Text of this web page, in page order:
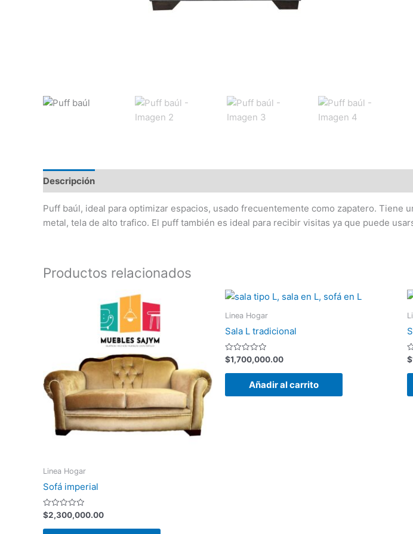
Descripción
Puff baúl, ideal para optimizar espacios, usado frecuentemente como zapatero. Tiene
metal, tela de alto trafico. El puff también es ideal para recibir visitas ya que puede
Productos relacionados
Linea Hogar
Sofá imperial
Valorado
con
0
$2,300,000.00
Linea Hogar
Sala L tradicional
Valorado
con
0
$1,700,000.00
Añadir al carrito
0
$